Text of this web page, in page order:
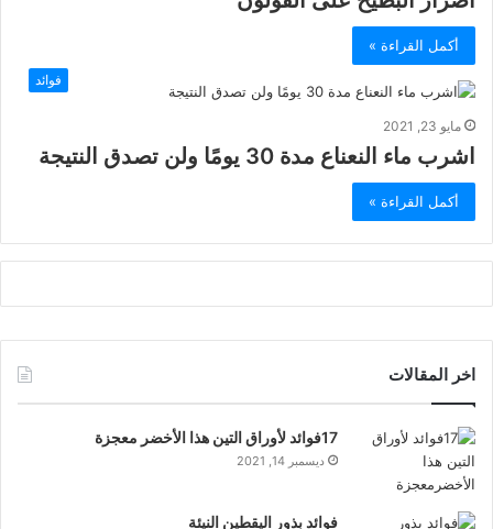
أكمل القراءة »
فوائد
مايو 23, 2021
اشرب ماء النعناع مدة 30 يومًا ولن تصدق النتيجة
أكمل القراءة »
اخر المقالات
17فوائد لأوراق التين هذا الأخضر معجزة
ديسمبر 14, 2021
فوائد بذور اليقطين النيئة